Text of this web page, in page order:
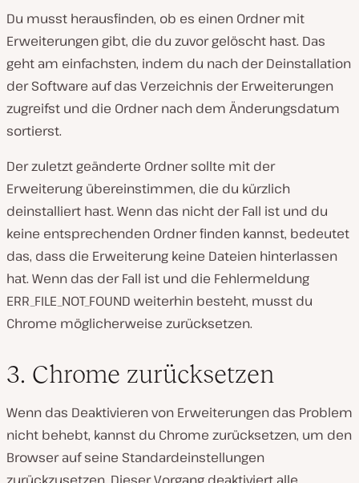
Du musst herausfinden, ob es einen Ordner mit
Erweiterungen gibt, die du zuvor gelöscht hast. Das
geht am einfachsten, indem du nach der Deinstallation
der Software auf das Verzeichnis der Erweiterungen
zugreifst und die Ordner nach dem Änderungsdatum
sortierst.
Der zuletzt geänderte Ordner sollte mit der
Erweiterung übereinstimmen, die du kürzlich
deinstalliert hast. Wenn das nicht der Fall ist und du
keine entsprechenden Ordner finden kannst, bedeutet
das, dass die Erweiterung keine Dateien hinterlassen
hat. Wenn das der Fall ist und die Fehlermeldung
ERR_FILE_NOT_FOUND weiterhin besteht, musst du
Chrome möglicherweise zurücksetzen.
3. Chrome zurücksetzen
Wenn das Deaktivieren von Erweiterungen das Problem
nicht behebt, kannst du Chrome zurücksetzen, um den
Browser auf seine Standardeinstellungen